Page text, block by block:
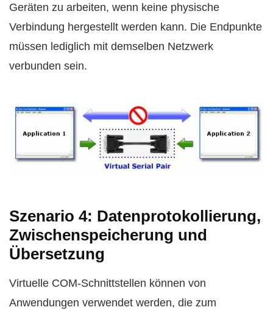
Geräten zu arbeiten, wenn keine physische
Verbindung hergestellt werden kann. Die Endpunkte
müssen lediglich mit demselben Netzwerk
verbunden sein.
Szenario 4: Datenprotokollierung,
Zwischenspeicherung und
Übersetzung
Virtuelle COM-Schnittstellen können von
Anwendungen verwendet werden, die zum